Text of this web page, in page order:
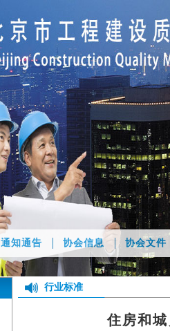
通知通告 协会信息 协会文件
行业标准
住房和